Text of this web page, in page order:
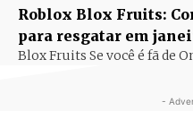
Roblox Blox Fruits:
para resgatar em
Blox Fruits Se você é fã de
-